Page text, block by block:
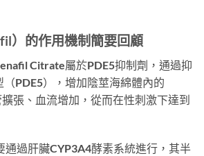
）的作用機制簡要回顧
Citrate屬於PDE5抑制劑，通過抑
PDE5），增加陰莖海綿體內的
張、血流增加，從而在性刺激下達到
通過肝臟CYP3A4酵素系統進行，其半